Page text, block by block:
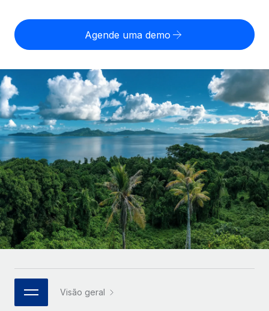
entidades
globalmente
SERVICES
Perguntar a um especialista
Obtenha apoio especializado em RH e
conformidade globais
Comparar a Remote
Veja como nos comparamos com os outros
TORNE-SE NOSSO PARCEIRO
Parceiros tecnológicos estratégicos
Integre os RH globais na sua plataforma de forma
flexível
CASE STUDIES
English
Nederlands
Français
Deutsch
Español
Italiano
Português (Portugal)
日本語
한국어
中文（简体）
Início de sessão
Agende uma demo
Visão geral